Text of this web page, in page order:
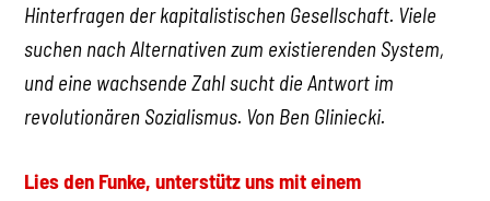
Hinterfragen der kapitalistischen Gesellschaft. Viele
suchen nach Alternativen zum existierenden System,
und eine wachsende Zahl sucht die Antwort im
revolutionären Sozialismus. Von Ben Gliniecki.
Lies den Funke, unterstütz uns mit einem